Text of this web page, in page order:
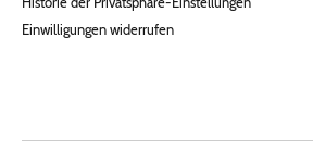
Einwilligungen widerrufen